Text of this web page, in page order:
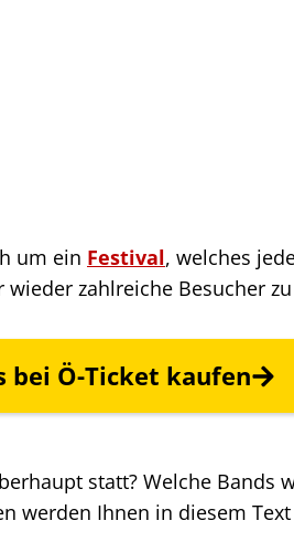
um ein Festival, welches
zahlreiche Besucher
bei Ö-Ticket kaufen
statt? Welche Bands
werden Ihnen in diesem